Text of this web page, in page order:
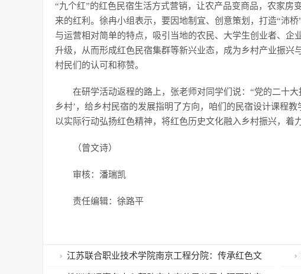
“九个红”的红色民宿生活方式营销，让农产品变商品，农家
来的红利。徐冉小组表示，要因地制宜、创意策划，打造“沛
与运营相对简单的特点，吸引当地的农民、大学生创业者、企
升级，从而形成红色民宿集群等新兴业态，成为乡村产业振
村民们的认可和称赞。
在研学活动返程的路上，张老师对同学们说：“党的二十
乡村’，给乡村民宿的发展指明了方向，咱们的民宿设计课程
以实际行动弘扬红色精神，将红色历史文化融入乡村振兴，着
（曾文诗）
审核：潘瑞凯
责任编辑：徐路平
江苏联合职业技术学院南京工程分院：传承红色文